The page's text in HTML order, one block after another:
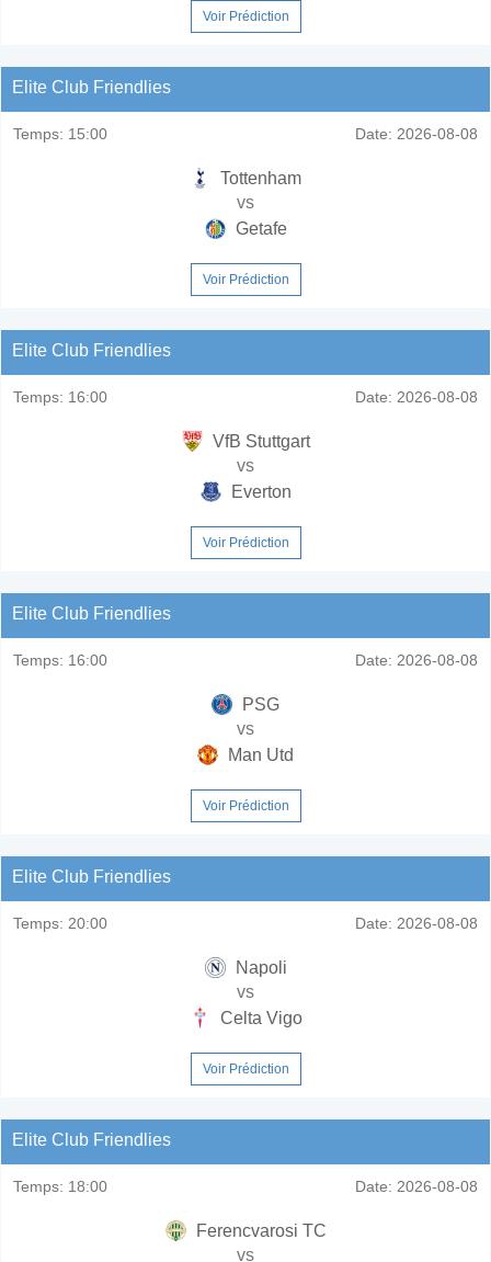
Voir Prédiction
Elite Club Friendlies
Temps: 15:00 Date: 2026-08-08
Tottenham
vs
Getafe
Voir Prédiction
Elite Club Friendlies
Temps: 16:00 Date: 2026-08-08
VfB Stuttgart
vs
Everton
Voir Prédiction
Elite Club Friendlies
Temps: 16:00 Date: 2026-08-08
PSG
vs
Man Utd
Voir Prédiction
Elite Club Friendlies
Temps: 20:00 Date: 2026-08-08
Napoli
vs
Celta Vigo
Voir Prédiction
Elite Club Friendlies
Temps: 18:00 Date: 2026-08-08
Ferencvarosi TC
vs